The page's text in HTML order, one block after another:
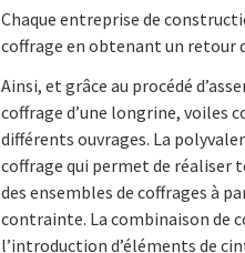
Chaque entreprise de
coffrage en obtenant un retour
Ainsi, et grâce au procédé
coffrage d’une longrine, voiles
différents ouvrages. La
coffrage qui permet de réaliser
des ensembles de coffrages à
contrainte. La combinaison de
l’introduction d’éléments de